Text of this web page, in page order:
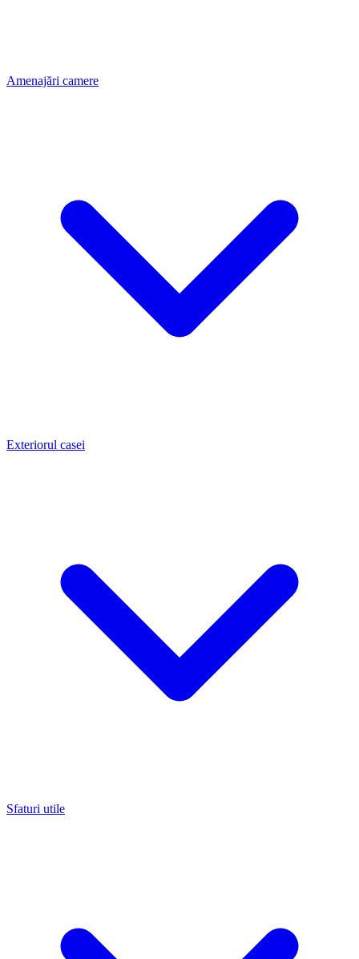
Amenajări camere
Exteriorul casei
Sfaturi utile